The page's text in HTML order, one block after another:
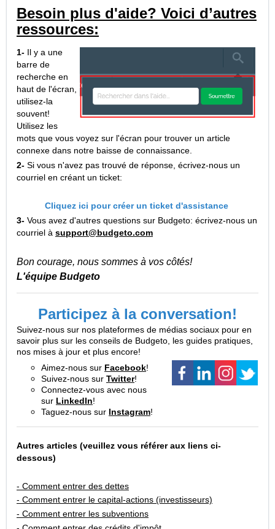
Besoin plus d'aide? Voici d’autres
ressources:
1- Il y a une
barre de
recherche en
haut de l'écran,
utilisez-la
souvent!
Utilisez les
mots que vous voyez sur l'écran pour trouver un article
connexe dans notre baisse de connaissance.
2- Si vous n'avez pas trouvé de réponse, écrivez-nous un
courriel en créant un ticket:
Cliquez ici pour créer un ticket d'assistance
3- Vous avez d'autres questions sur Budgeto: écrivez-nous un
courriel à support@budgeto.com
Bon courage, nous sommes à vos côtés!
L'équipe Budgeto
Participez à la conversation!
Suivez-nous sur nos plateformes de médias sociaux pour en
savoir plus sur les conseils de Budgeto, les guides pratiques,
nos mises à jour et plus encore!
Aimez-nous sur Facebook!
Suivez-nous sur Twitter!
Connectez-vous avec nous
sur LinkedIn!
Taguez-nous sur Instagram!
Autres articles (veuillez vous référer aux liens ci-
dessous)
- Comment entrer des dettes
- Comment entrer le capital-actions (investisseurs)
- Comment entrer les subventions